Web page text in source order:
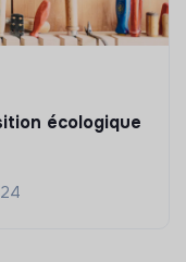
écologique